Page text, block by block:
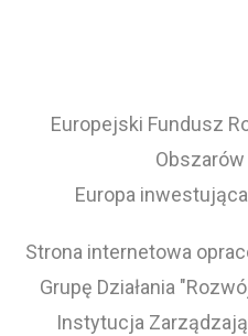
Europejski Fundusz
Europa
Strona internetowa
Grupę Działania
Instytucja